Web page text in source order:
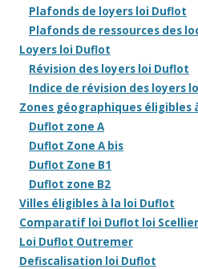
Plafonds de loyers loi Duflot
Plafonds de ressources des
Loyers loi Duflot
Révision des loyers loi Duflot
Indice de révision des loyers
Zones géographiques éligibles
Duflot zone A
Duflot Zone A bis
Duflot Zone B1
Duflot zone B2
Villes éligibles à la loi Duflot
Comparatif loi Duflot loi Scellier
Loi Duflot Outremer
Defiscalisation loi Duflot